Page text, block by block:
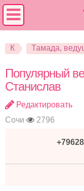
К Тамада,
Популярный
Станислав
Редактировать
Сочи
2796